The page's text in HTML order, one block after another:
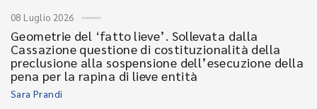
08 Luglio 2026
Geometrie del ‘fatto lieve’. Sollevata dalla
Cassazione questione di costituzionalità della
preclusione alla sospensione dell’esecuzione della
pena per la rapina di lieve entità
Sara Prandi